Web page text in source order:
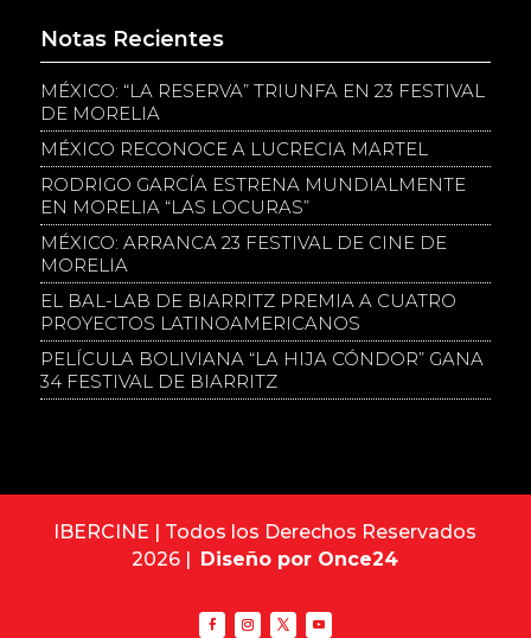
Notas Recientes
MÉXICO: “LA RESERVA” TRIUNFA EN 23 FESTIVAL
DE MORELIA
MÉXICO RECONOCE A LUCRECIA MARTEL
RODRIGO GARCÍA ESTRENA MUNDIALMENTE
EN MORELIA “LAS LOCURAS”
MÉXICO: ARRANCA 23 FESTIVAL DE CINE DE
MORELIA
EL BAL-LAB DE BIARRITZ PREMIA A CUATRO
PROYECTOS LATINOAMERICANOS
PELÍCULA BOLIVIANA “LA HIJA CÓNDOR” GANA
34 FESTIVAL DE BIARRITZ
IBERCINE | Todos los Derechos Reservados
2026 | Diseño por Once24